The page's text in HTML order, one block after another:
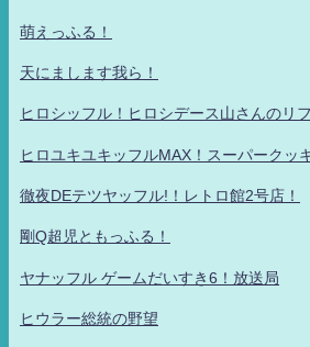
萌えっふる！
天にまします我ら！
ヒロシッフル！ヒロシデース山さんのリ
ヒロユキユキッフルMAX！スーパークッ
徹夜DEテツヤッフル!！レトロ館2号店！
剛Q超児ともっふる！
ヤナッフル ゲームだいすき6！放送局
ヒウラー総統の野望